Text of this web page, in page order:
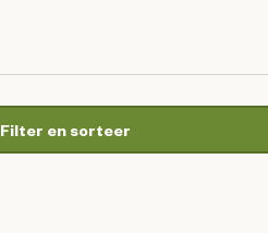
Filter en sorteer